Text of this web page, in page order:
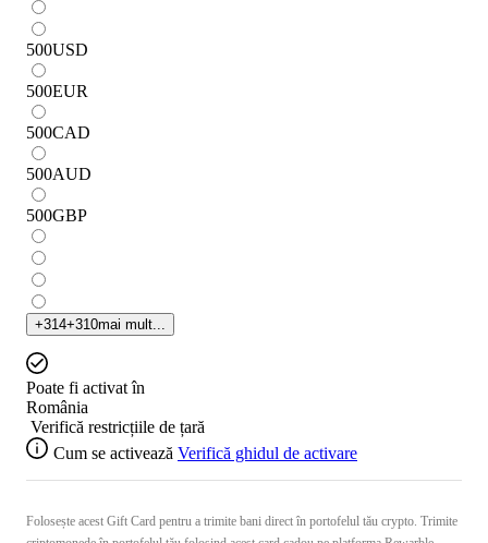
500USD
500EUR
500CAD
500AUD
500GBP
+314+310mai mult...
Poate fi activat în
România
Verifică restricțiile de țară
Cum se activează Verifică ghidul de activare
Folosește acest Gift Card pentru a trimite bani direct în portofelul tău crypto. Trimite